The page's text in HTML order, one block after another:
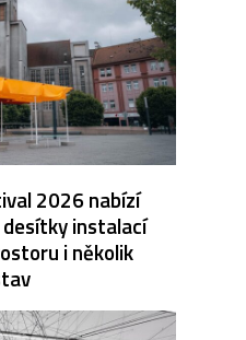
2026 nabízí
instalací
i několik